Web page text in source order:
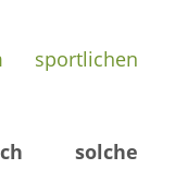
sportlichen
solche